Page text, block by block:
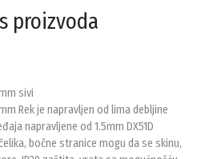
proizvoda
sivi
Rek je napravljen od lima debljine
napravljene od 1.5mm DX51D
bočne stranice mogu da se skinu,